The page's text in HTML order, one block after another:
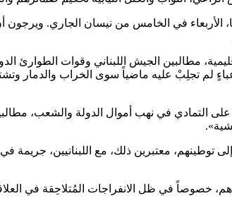
الأربعاء في الخامس من نيسان الجاري.
لم تجلِبْ عليه ماضياً سوى الخراب والدمار
التمادي في نهب أموال الدولة والشعب،
توطينهم، معتبرين ذلك، مع اللبنانيين،
في ظل الانفراجات المُتلاحِقة في